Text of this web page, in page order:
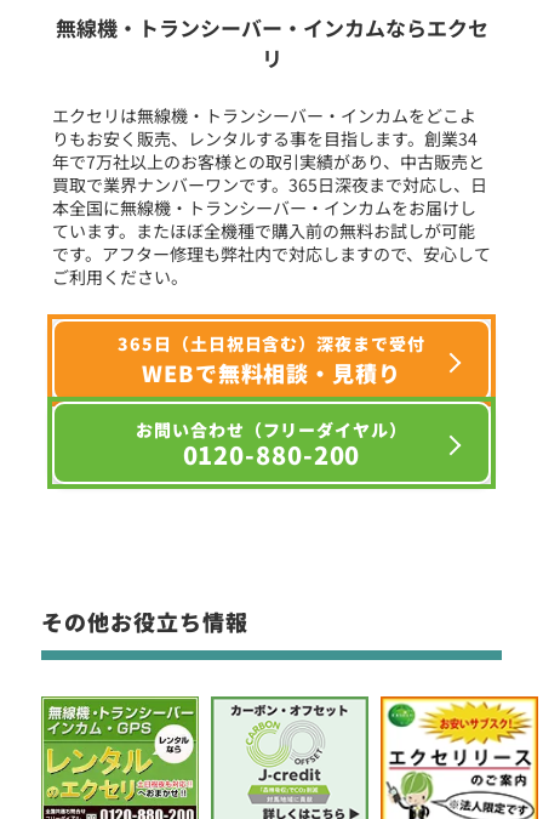
フリーワード入力(製品名等)
選択条件をリセット
無線機・トランシーバー・インカムならエクセ
リ
エクセリは無線機・トランシーバー・インカムをどこよ
りもお安く販売、レンタルする事を目指します。創業34
年で7万社以上のお客様との取引実績があり、中古販売と
買取で業界ナンバーワンです。365日深夜まで対応し、日
本全国に無線機・トランシーバー・インカムをお届けし
ています。またほぼ全機種で購入前の無料お試しが可能
です。アフター修理も弊社内で対応しますので、安心して
ご利用ください。
365日（土日祝日含む）深夜まで受付
WEBで無料相談・見積り
お問い合わせ（フリーダイヤル）
0120-880-200
その他お役立ち情報